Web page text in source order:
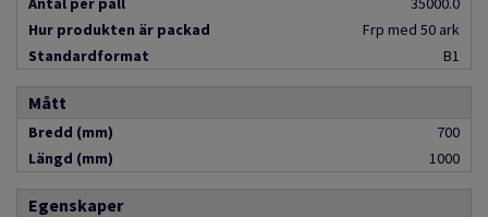
Hur produkten är packad
Frp med 50 ark
Standardformat
B1
Mått
Bredd (mm)
700
Längd (mm)
1000
Egenskaper